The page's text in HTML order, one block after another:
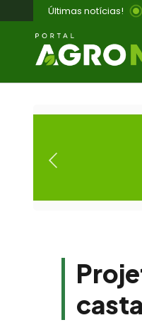
Últimas notícias!